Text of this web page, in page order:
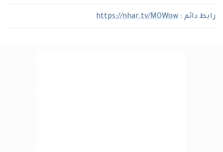
رابط دائم : https://nhar.tv/MOWow